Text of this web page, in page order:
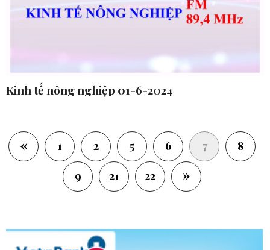
Kinh tế nông nghiệp 01-6-2024
« 1 2 5 6 7(current)
8
9
21 22 »